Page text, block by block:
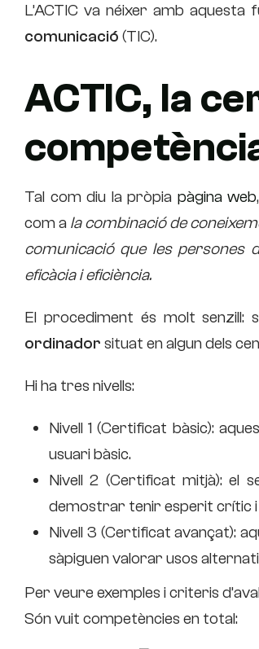
L’ACTIC va néixer amb aquesta
comunicació (TIC).
ACTIC, la
Tal com diu la pròpia pàgina web
com a la combinació de
comunicació que les persones
eficàcia i eficiència.
El procediment és molt senzill:
ordinador situat en algun dels
Hi ha tres nivells:
Nivell 1 (Certificat bàsic):
usuari bàsic.
Nivell 2 (Certificat mitjà): el
demostrar tenir esperit crític i
Nivell 3 (Certificat avançat):
sàpiguen valorar usos
Per veure exemples i criteris
Són vuit competències en total: